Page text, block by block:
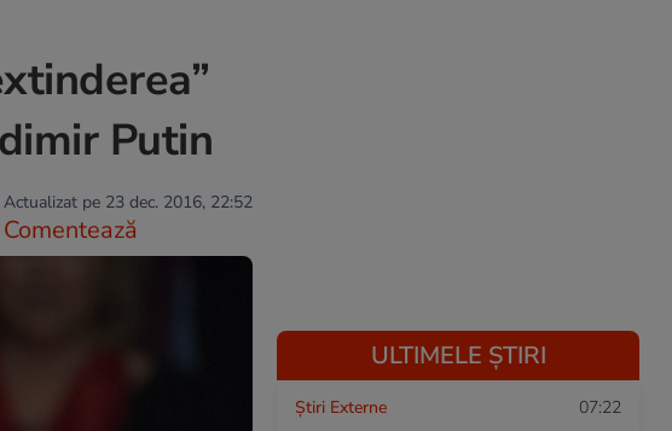
Putin
Actualizat pe 23 dec. 2016, 22:52
Comentează
ULTIMELE ȘTIRI
Știri Externe 07:22